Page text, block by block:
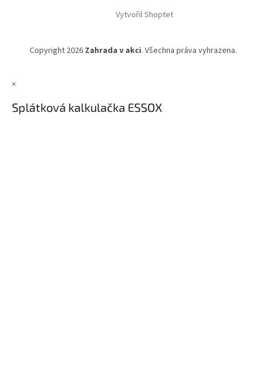
Vytvořil Shoptet
Copyright 2026 Zahrada v akci. Všechna práva vyhrazena.
×
Splátková kalkulačka ESSOX